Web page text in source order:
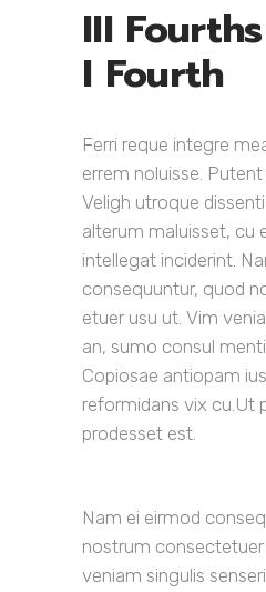
III
I Fourth
Ferri reque integre
errem noluisse.
Veligh utroque
alterum maluisset, cu
intellegat inciderint.
consequuntur, quod
etuer usu ut. Vim
an, sumo consul
Copiosae antiopam
reformidans vix cu.Ut
prodesset est.
Nam ei eirmod
nostrum consectetuer
veniam singulis